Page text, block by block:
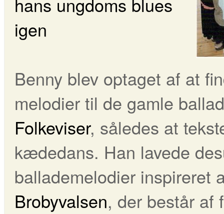
igen
Benny blev optaget af at
melodier til de gamle
Folkeviser, således at
kædedans. Han lavede
ballademelodier inspireret
Brobyvalsen, der består af